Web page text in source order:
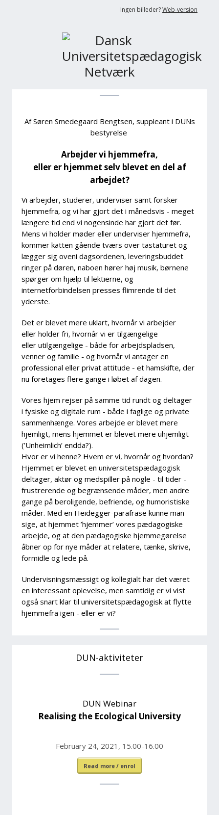
Ingen billeder?Web-version
Af Søren Smedegaard Bengtsen, suppleant i DUNs
bestyrelse
Arbejder vi hjemmefra,
eller er hjemmet selv blevet en del af
arbejdet?
Vi arbejder, studerer, underviser samt forsker
hjemmefra, og vi har gjort det i månedsvis - meget
længere tid end vi nogensinde har gjort det før.
Mens vi holder møder eller underviser hjemmefra,
kommer katten gående tværs over tastaturet og
lægger sig oveni dagsordenen, leveringsbuddet
ringer på døren, naboen hører høj musik, børnene
spørger om hjælp til lektierne, og
internetforbindelsen presses flimrende til det
yderste.
Det er blevet mere uklart, hvornår vi arbejder
eller holder fri, hvornår vi er tilgængelige
eller utilgængelige - både for arbejdspladsen,
venner og familie - og hvornår vi antager en
professional eller privat attitude - et hamskifte, der
nu foretages flere gange i løbet af dagen.
Vores hjem rejser på samme tid rundt og deltager
i fysiske og digitale rum - både i faglige og private
sammenhænge. Vores arbejde er blevet mere
hjemligt, mens hjemmet er blevet mere uhjemligt
(’Unheimlich’ endda?).
Hvor er vi henne? Hvem er vi, hvornår og hvordan?
Hjemmet er blevet en universitetspædagogisk
deltager, aktør og medspiller på nogle - til tider -
frustrerende og begrænsende måder, men andre
gange på beroligende, befriende, og humoristiske
måder. Med en Heidegger-parafrase kunne man
sige, at hjemmet ’hjemmer’ vores pædagogiske
arbejde, og at den pædagogiske hjemmegørelse
åbner op for nye måder at relatere, tænke, skrive,
formidle og lede på.
Undervisningsmæssigt og kollegialt har det været
en interessant oplevelse, men samtidig er vi vist
også snart klar til universitetspædagogisk at flytte
hjemmefra igen - eller er vi?
DUN-aktiviteter
DUN Webinar
Realising the Ecological University
February 24, 2021, 15.00-16.00
Read more / enrol